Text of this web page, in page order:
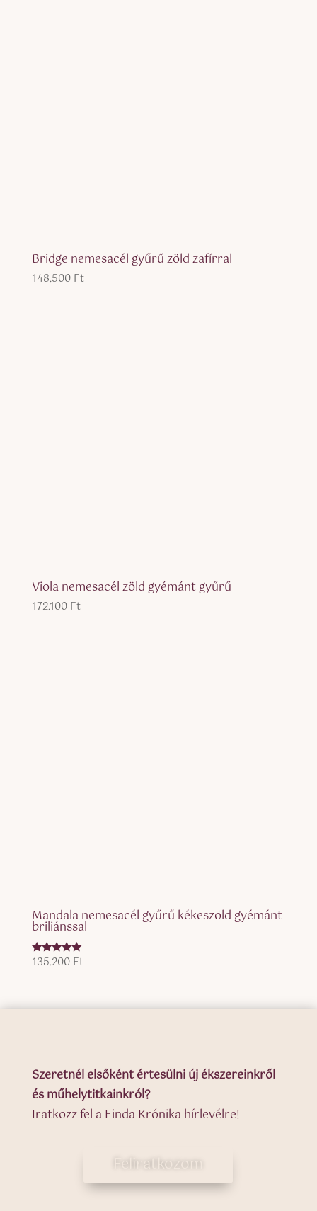
Bridge nemesacél gyűrű zöld zafírral
148.500 Ft
Viola nemesacél zöld gyémánt gyűrű
172.100 Ft
Mandala nemesacél gyűrű kékeszöld gyémánt
briliánssal
Értékelés:
135.200 Ft
Szeretnél elsőként értesülni új ékszereinkről
és műhelytitkainkról?
Iratkozz fel a Finda Krónika hírlevélre!
Feliratkozom